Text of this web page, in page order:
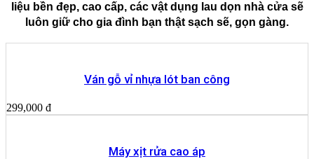
liệu bền đẹp, cao cấp, các vật dụng lau dọn nhà cửa sẽ
luôn giữ cho gia đình bạn thật sạch sẽ, gọn gàng.
Ván gỗ vỉ nhựa lót ban công
299,000 đ
Máy xịt rửa cao áp